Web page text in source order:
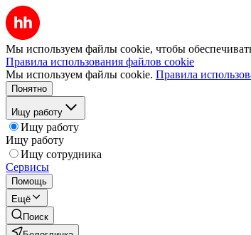
Мы используем файлы cookie, чтобы
Правила использования файлов cookie
Мы используем файлы cookie. Правила
Понятно
Ищу работу
Ищу работу
Ищу работу
Ищу сотрудника
Сервисы
Помощь
Ещё
Поиск